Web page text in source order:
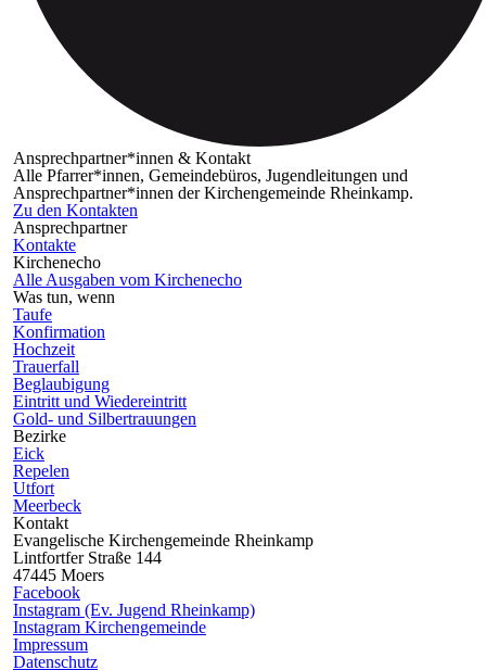
Ansprechpartner*innen & Kontakt
Alle Pfarrer*innen, Gemeindebüros, Jugendleitungen und
Ansprechpartner*innen der Kirchengemeinde Rheinkamp.
Zu den Kontakten
Ansprechpartner
Kontakte
Kirchenecho
Alle Ausgaben vom Kirchenecho
Was tun, wenn
Taufe
Konfirmation
Hochzeit
Trauerfall
Beglaubigung
Eintritt und Wiedereintritt
Gold- und Silbertrauungen
Bezirke
Eick
Repelen
Utfort
Meerbeck
Kontakt
Evangelische Kirchengemeinde Rheinkamp
Lintfortfer Straße 144
47445 Moers
Facebook
Instagram (Ev. Jugend Rheinkamp)
Instagram Kirchengemeinde
Impressum
Datenschutz